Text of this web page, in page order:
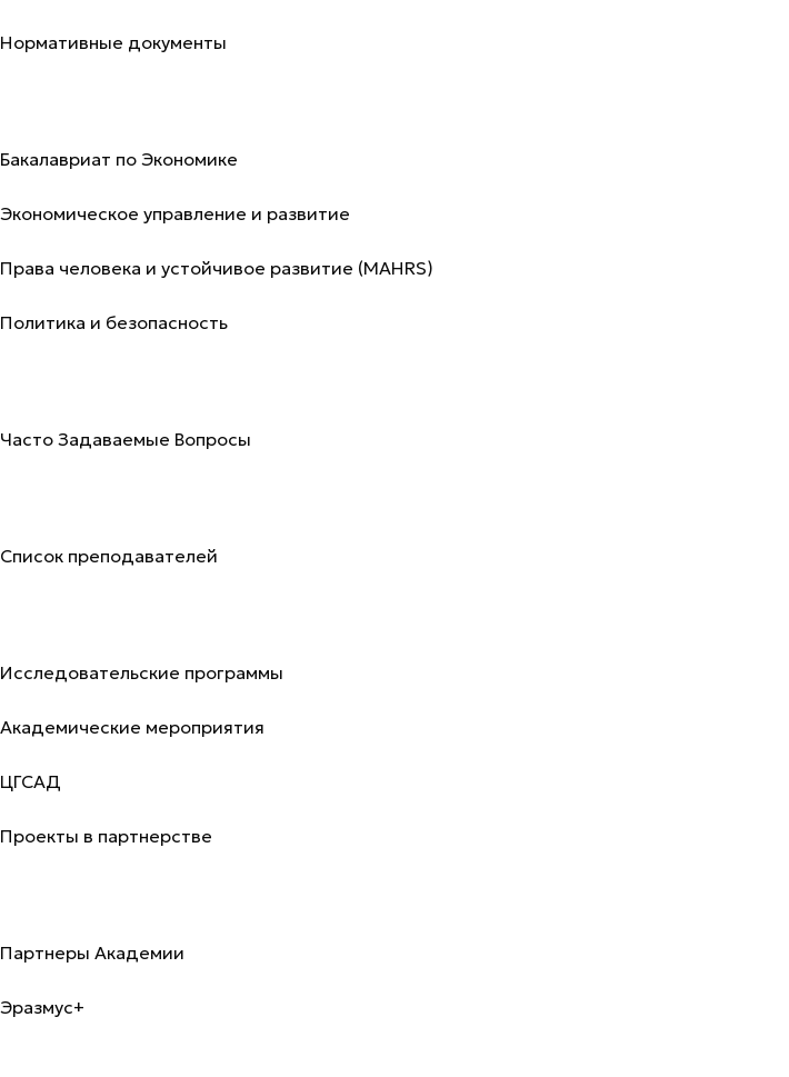
Нормативные документы
Бакалавриат по Экономике
Экономическое управление и развитие
Права человека и устойчивое развитие (MAHRS)
Политика и безопасность
Часто Задаваемые Вопросы
Список преподавателей
Исследовательские программы
Академические мероприятия
ЦГСАД
Проекты в партнерстве
Партнеры Академии
Эразмус+